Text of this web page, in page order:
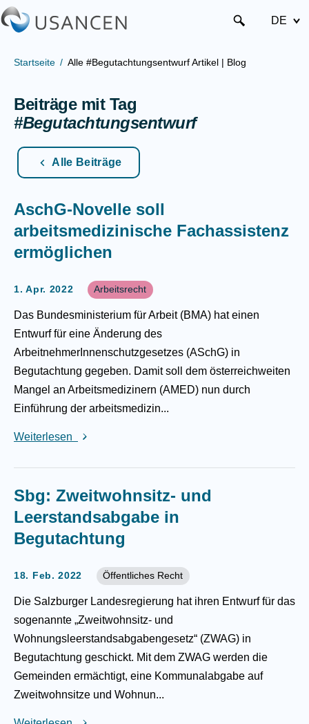
DE
Startseite Alle #Begutachtungsentwurf Artikel | Blog
Beiträge mit Tag
#Begutachtungsentwurf
Alle Beiträge
AschG-Novelle soll
arbeitsmedizinische Fachassistenz
ermöglichen
1. Apr. 2022 Arbeitsrecht
Das Bundesministerium für Arbeit (BMA) hat einen
Entwurf für eine Änderung des
ArbeitnehmerInnenschutzgesetzes (ASchG) in
Begutachtung gegeben. Damit soll dem österreichweiten
Mangel an Arbeitsmedizinern (AMED) nun durch
Einführung der arbeitsmedizin...
Weiterlesen
Sbg: Zweitwohnsitz- und
Leerstandsabgabe in
Begutachtung
18. Feb. 2022 Öffentliches Recht
Die Salzburger Landesregierung hat ihren Entwurf für das
sogenannte „Zweitwohnsitz- und
Wohnungsleerstandsabgabengesetz“ (ZWAG) in
Begutachtung geschickt. Mit dem ZWAG werden die
Gemeinden ermächtigt, eine Kommunalabgabe auf
Zweitwohnsitze und Wohnun...